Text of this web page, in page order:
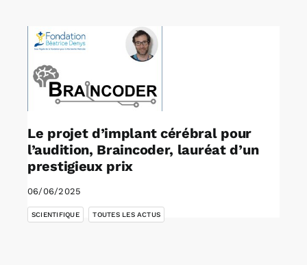
Rechercher:
Annonces emploi
Le projet d’implant cérébral pour
l’audition, Braincoder, lauréat d’un
prestigieux prix
06/06/2025
SCIENTIFIQUE TOUTES LES ACTUS